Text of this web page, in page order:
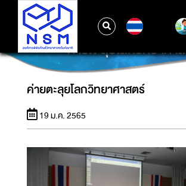
ค่ายตะลุยโลกวิทยาศา
ค่ายตะลุยโลกวิทยาศาสตร์
19 ม.ค. 2565